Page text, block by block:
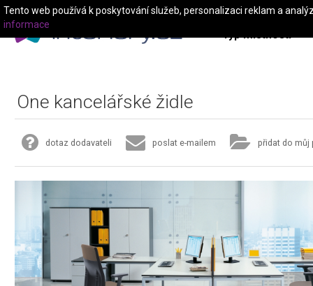
Typ místnosti
One kancelářské židle
dotaz dodavateli poslat e-mailem přidat do můj
Tento web používá k poskytování služeb, personalizaci reklam a
informace